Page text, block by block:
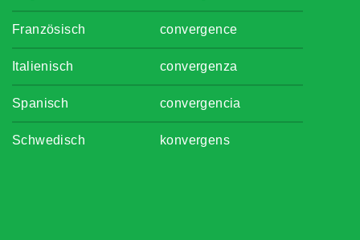
Französisch convergence
Italienisch convergenza
Spanisch convergencia
Schwedisch konvergens